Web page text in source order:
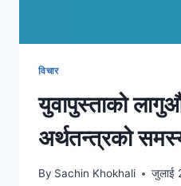
विचार
युवापुस्ताको
अर्थतन्त्रको
By Sachin Khokhali जुलाई